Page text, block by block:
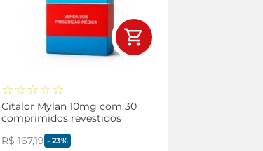
☆☆☆☆☆
Citalor Mylan 10mg com 30
comprimidos revestidos
R$ 167,19 - 23%